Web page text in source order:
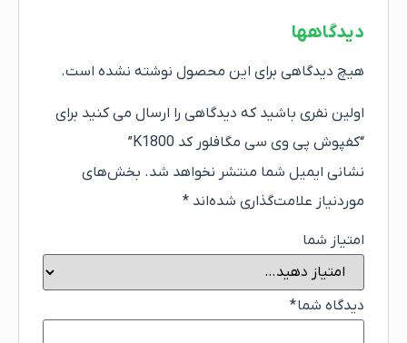
دیدگاهها
هیچ دیدگاهی برای این محصول نوشته نشده است.
اولین نفری باشید که دیدگاهی را ارسال می کنید برای
“کفپوش پی وی سی مگافلور کد K1800”
نشانی ایمیل شما منتشر نخواهد شد. بخش‌های
موردنیاز علامت‌گذاری شده‌اند *
امتیاز شما
دیدگاه شما*